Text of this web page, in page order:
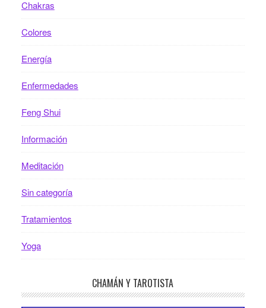
Chakras
Colores
Energía
Enfermedades
Feng Shui
Información
Meditación
Sin categoría
Tratamientos
Yoga
CHAMÁN Y TAROTISTA